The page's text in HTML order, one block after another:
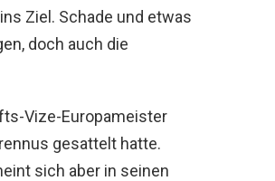
Ziel. Schade und etwas
doch auch die
Vize-Europameister
gesattelt hatte.
sich aber in seinen